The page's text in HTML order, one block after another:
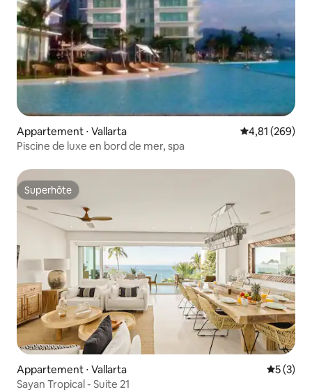
Appartement ⋅ Vallarta Évaluation
4,81 (269)
Piscine de luxe en bord de mer, spa
Superhôte
Superhôte
Appartement ⋅ Vallarta
5 (3)
Sayan Tropical - Suite 21